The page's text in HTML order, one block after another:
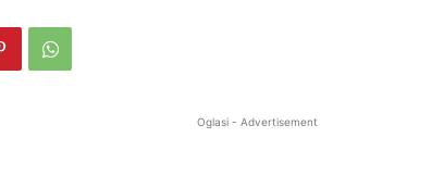
Oglasi - Advertisement